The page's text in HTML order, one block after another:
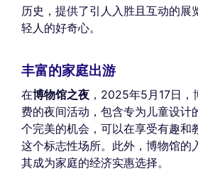
历史，提供了引人入胜且互动的展
轻人的好奇心。
丰富的家庭出游
在博物馆之夜 ，2025年5月17日
费的夜间活动，包含专为儿童设计
个完美的机会，可以在享受有趣和
这个标志性场所。此外，博物馆的
其成为家庭的经济实惠选择。